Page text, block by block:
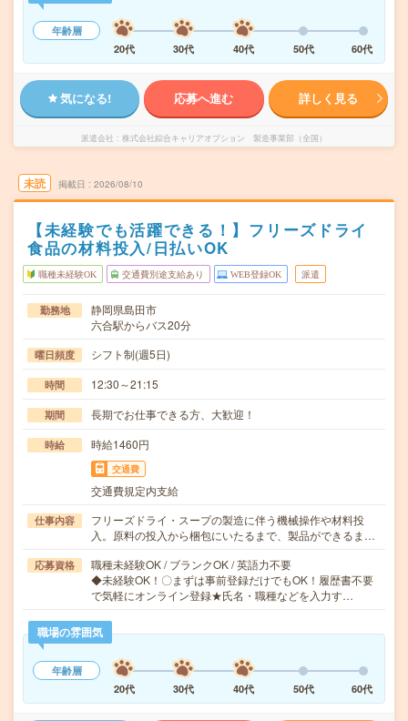
年齢層
20代
30代 40代 50代 60代
気になる! 応募へ進む 詳しく見る
派遣会社 株式会社綜合キャリアオプション 製造事業部（全国）
未読 掲載日 2026/08/10
【未経験でも活躍できる！】フリーズドライ
食品の材料投入/日払いOK
職種未経験OK 交通費別途支給あり WEB登録OK 派遣
勤務地
静岡県島田市
六合駅からバス20分
曜日頻度 シフト制(週5日)
時間 12:30～21:15
期間 長期でお仕事できる方、大歓迎！
時給 時給1460円
交通費
交通費規定内支給
仕事内容
フリーズドライ・スープの製造に伴う機械操作や材料投
入。原料の投入から梱包にいたるまで、製品ができるま…
応募資格
職種未経験OK / ブランクOK / 英語力不要
◆未経験OK！〇まずは事前登録だけでもOK！履歴書不要
で気軽にオンライン登録★氏名・職種などを入力す…
職場の雰囲気
年齢層
20代
30代 40代 50代 60代